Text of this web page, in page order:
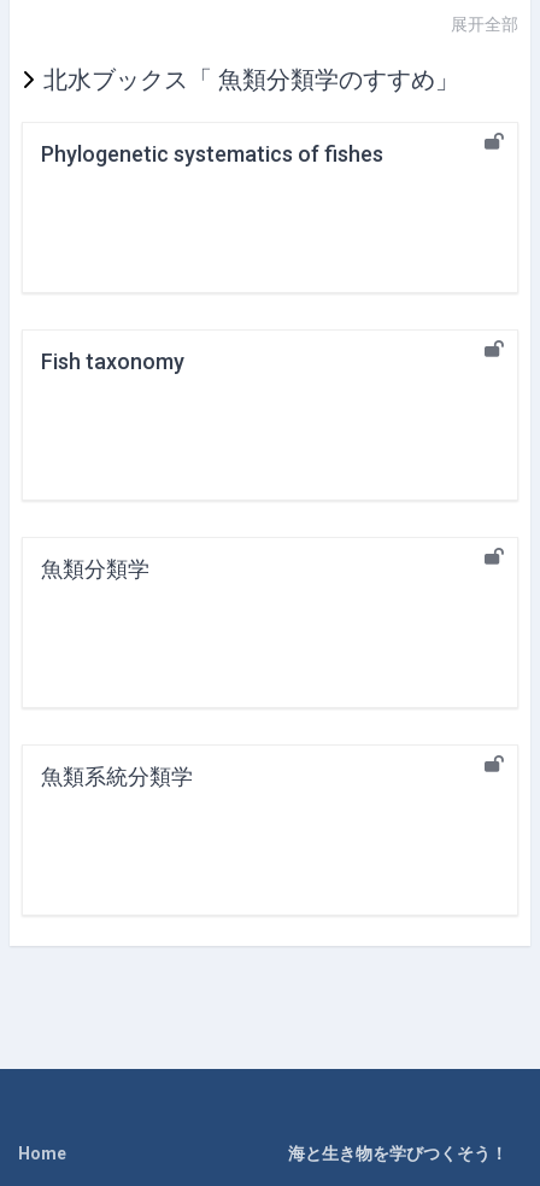
展开全部
北水ブックス「 魚類分類学のすすめ」
Phylogenetic systematics of fishes
Fish taxonomy
魚類分類学
魚類系統分類学
Home 海と生き物を学びつくそう！